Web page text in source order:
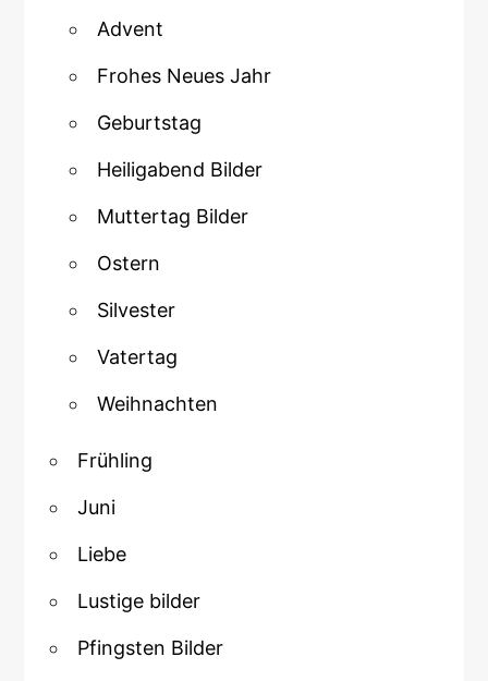
Advent
Frohes Neues Jahr
Geburtstag
Heiligabend Bilder
Muttertag Bilder
Ostern
Silvester
Vatertag
Weihnachten
Frühling
Juni
Liebe
Lustige bilder
Pfingsten Bilder